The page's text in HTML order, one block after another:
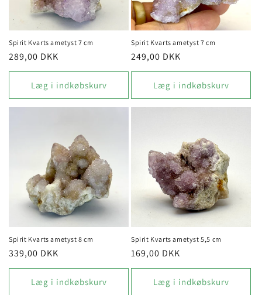
Spirit Kvarts ametyst 7 cm
Normalpris
289,00 DKK
Læg i indkøbskurv
Spirit Kvarts ametyst 7 cm
Normalpris
249,00 DKK
Læg i indkøbskurv
Spirit Kvarts ametyst 8 cm
Normalpris
339,00 DKK
Læg i indkøbskurv
Spirit Kvarts ametyst 5,5 cm
Normalpris
169,00 DKK
Læg i indkøbskurv